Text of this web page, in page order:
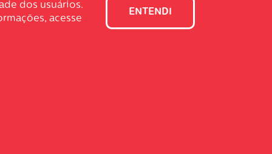
dos usuários.
acesse
ENTENDI